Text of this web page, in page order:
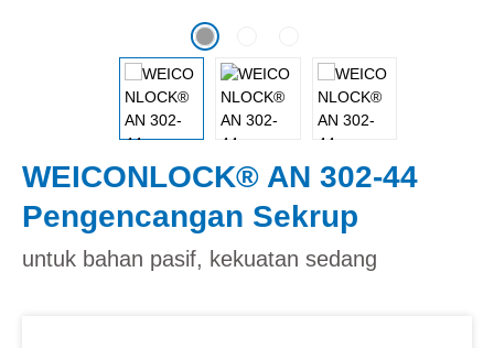
WEICONLOCK® AN 302-44
Pengencangan Sekrup
untuk bahan pasif, kekuatan sedang